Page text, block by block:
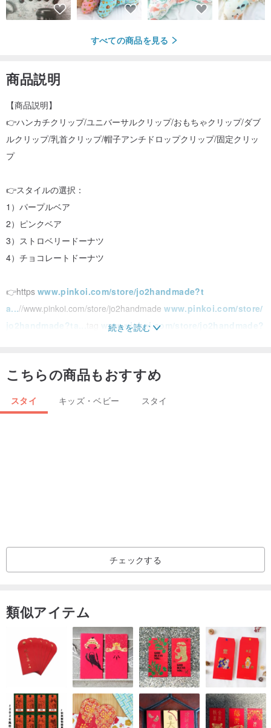
すべての商品を見る
商品説明
【商品説明】
👉ハンカチクリップ/ユニバーサルクリップ/おもちゃクリップ/ダブ
ルクリップ/乳首クリップ/帽子アンチドロップクリップ/固定クリッ
プ
👉スタイルの選択：
1）パープルベア
2）ピンクベア
3）ストロベリードーナツ
4）チョコレートドーナツ
👉https www.pinkoi.com/store/jo2handmade?t
a...//www.pinkoi.com/store/jo2handmadewww.pinkoi.com/store/
jo2handmade?ta...
www.pinkoi.com/store/jo2handmade?
%BE
[サイズ]
1-使用後に汚れがある場合は、洗剤で洗ってから布で乾かしてか
ら、換気の良い場所で乾かしてください。洗濯機ではなく、脱水乾
がございましたら、事前にメッセージを残してください。
3 - 博物館内のすべての布作品（バックルを含む）は、制作前にあら
かじめ縮小され固定されています。
続きを読む
こちらの商品もおすすめ
スタイ キッズ・ベビー スタイ
チェックする
類似アイテム